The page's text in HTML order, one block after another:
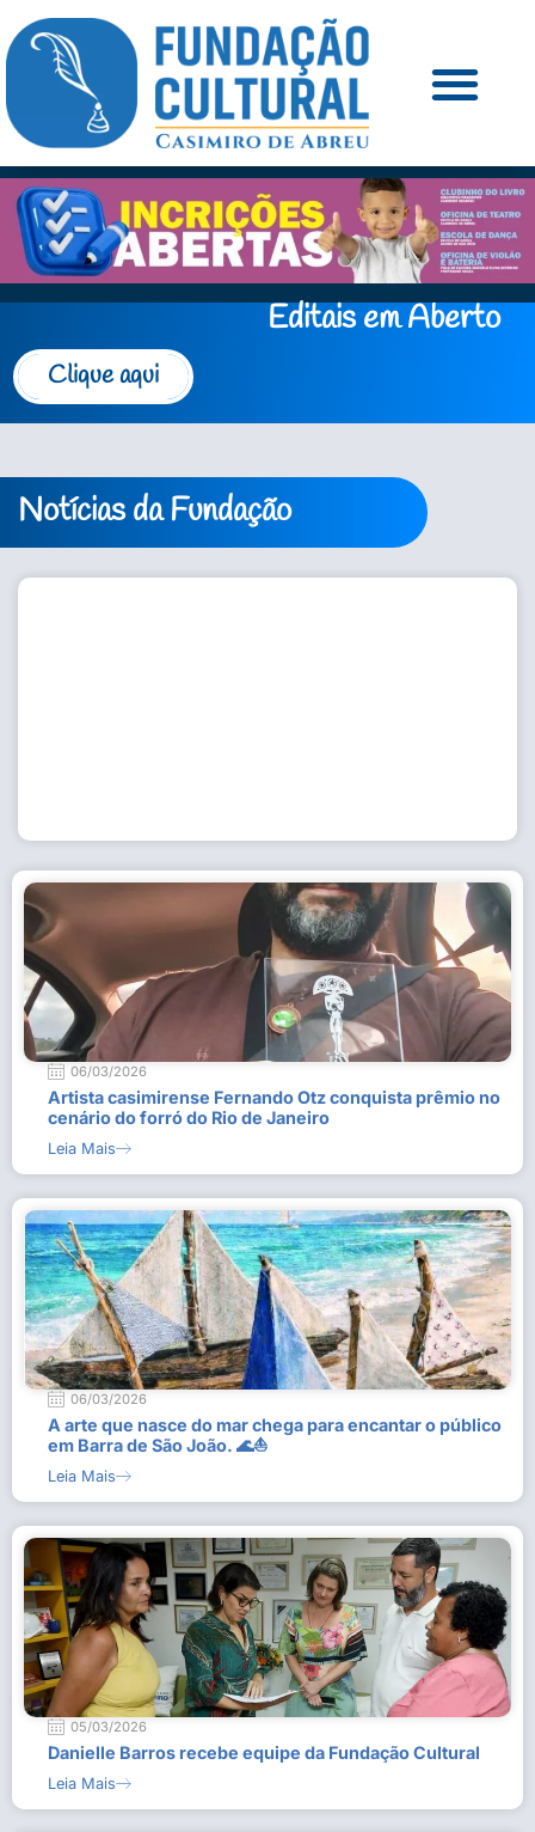
Editais em Aberto
Clique aqui
Notícias da Fundação
06/03/2026
Artista casimirense Fernando Otz conquista prêmio no
cenário do forró do Rio de Janeiro
Leia Mais
06/03/2026
A arte que nasce do mar chega para encantar o público
em Barra de São João. 🌊⛵
Leia Mais
05/03/2026
Danielle Barros recebe equipe da Fundação Cultural
Leia Mais